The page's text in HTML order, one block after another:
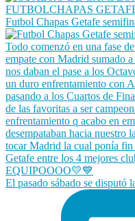
Futbol Chapas Getafe
El pasado sábado se disputó